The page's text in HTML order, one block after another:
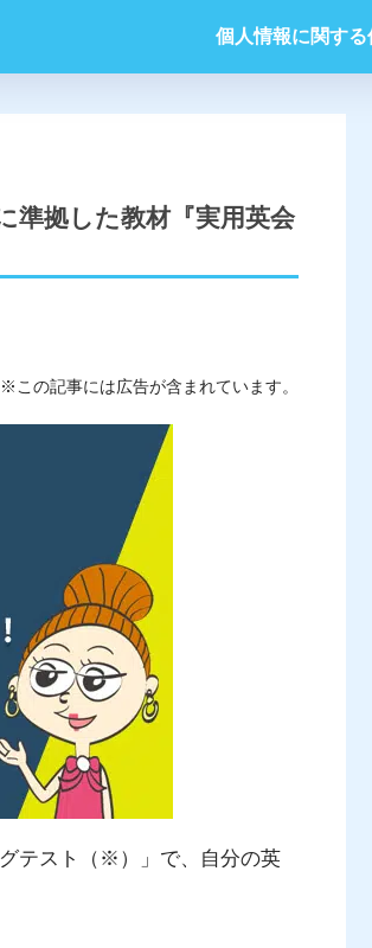
個人情報に関す
準拠した教材『実用英会
※この記事には広告が含まれています。
テスト（※）」で、自分の英